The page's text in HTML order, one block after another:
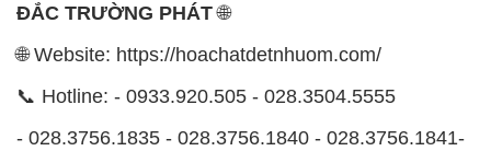
ĐẮC TRƯỜNG PHÁT🌐
🌐 Website: https://hoachatdetnhuom.com/
📞 Hotline: - 0933.920.505 - 028.3504.5555
- 028.3756.1835 - 028.3756.1840 - 028.3756.1841-